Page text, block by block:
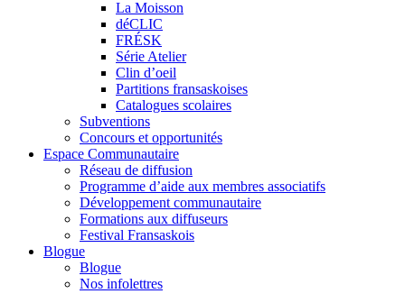
La Moisson
déCLIC
FRÉSK
Série Atelier
Clin d’oeil
Partitions fransaskoises
Catalogues scolaires
Subventions
Concours et opportunités
Espace Communautaire
Réseau de diffusion
Programme d’aide aux membres associatifs
Développement communautaire
Formations aux diffuseurs
Festival Fransaskois
Blogue
Blogue
Nos infolettres